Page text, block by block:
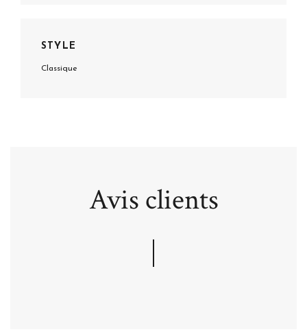
STYLE
Classique
Avis clients